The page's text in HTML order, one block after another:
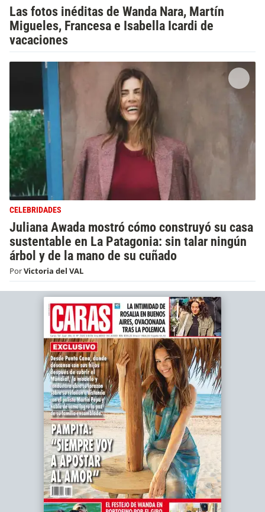
Las fotos inéditas de Wanda Nara, Martín
Migueles, Francesa e Isabella Icardi de
vacaciones
CELEBRIDADES
Juliana Awada mostró cómo construyó su casa
sustentable en La Patagonia: sin talar ningún
árbol y de la mano de su cuñado
PorVictoria del VAL